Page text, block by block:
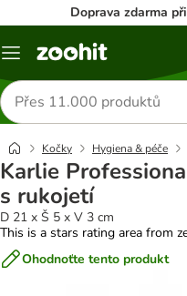
Doprava zdarma
Menu
Hledat
produkty
Kočky Hygiena & péče
Karlie
s rukojetí
D 21 x Š 5 x V 3 cm
This is a stars rating area from
Ohodnoťte tento produkt